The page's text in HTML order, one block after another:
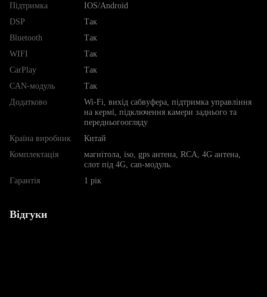
Підтримка
IOS/Android
DSP
Так
Bluetooth
Так
WIFI
Так
CarPlay
Так
CAN-модуль
Так
Додатково
Wi-Fi, вихід сабвуфера, підтримка управління
на кермі, підключення камери заднього та
передньогоогляду
Країна виробник
Китай
Комплектація
магнітола, iso, gps антена, RCA, 4G антена,
слот під 4G, can-модуль.
Гарантія
1 рік
Відгуки